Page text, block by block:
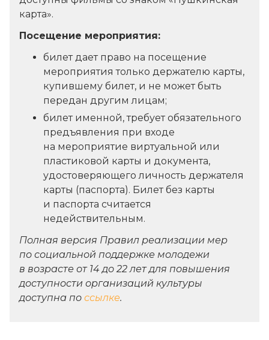
карта».
Посещение мероприятия:
билет дает право на посещение
мероприятия только держателю карты,
купившему билет, и не может быть
передан другим лицам;
билет именной, требует обязательного
предъявления при входе
на мероприятие виртуальной или
пластиковой карты и документа,
удостоверяющего личность держателя
карты (паспорта). Билет без карты
и паспорта считается
недействительным.
Полная версия Правил реализации мер
по социальной поддержке молодежи
в возрасте от 14 до 22 лет для повышения
доступности организаций культуры
доступна по ссылке.